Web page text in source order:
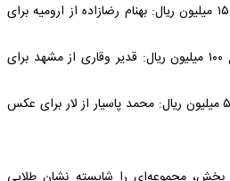
رتبه اول (نشان طلایی) و مبلغ ۱۵۰ میلیون ریال: بهنام رضازاده از ارومیه برای
رتبه دوم (نشان نقره ای) و مبلغ ۱۰۰ میلیون ریال: قدیر وقاری از مشهد برای
رتبه سوم (نشان برنزی) و مبلغ ۵۰ میلیون ریال: محمد پاسیار از لار برای عکس